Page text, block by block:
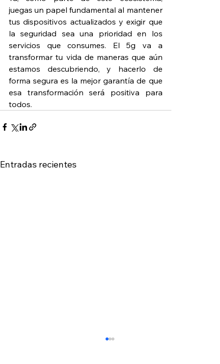
juegas un papel fundamental al mantener
tus dispositivos actualizados y exigir que
la seguridad sea una prioridad en los
servicios que consumes. El 5g va a
transformar tu vida de maneras que aún
estamos descubriendo, y hacerlo de
forma segura es la mejor garantía de que
esa transformación será positiva para
todos.
Entradas recientes